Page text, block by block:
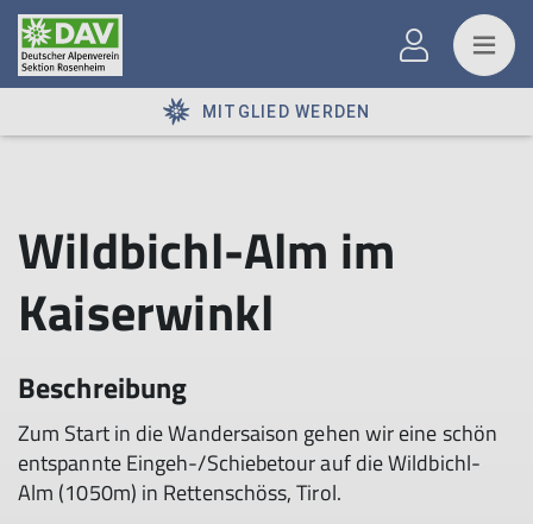
MITGLIED WERDEN
Wildbichl-Alm im
Kaiserwinkl
Beschreibung
Zum Start in die Wandersaison gehen wir eine schön
entspannte Eingeh-/Schiebetour auf die Wildbichl-
Alm (1050m) in Rettenschöss, Tirol.